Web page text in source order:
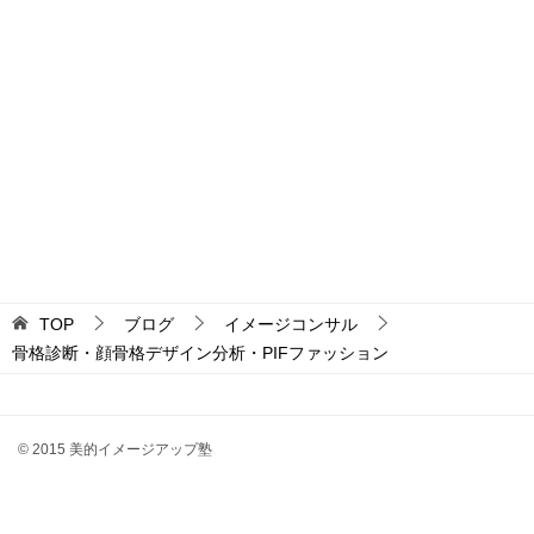
TOP ブログ
イメージコンサル
骨格診断・顔骨格デザイン分析・PIFファッション
© 2015 美的イメージアップ塾